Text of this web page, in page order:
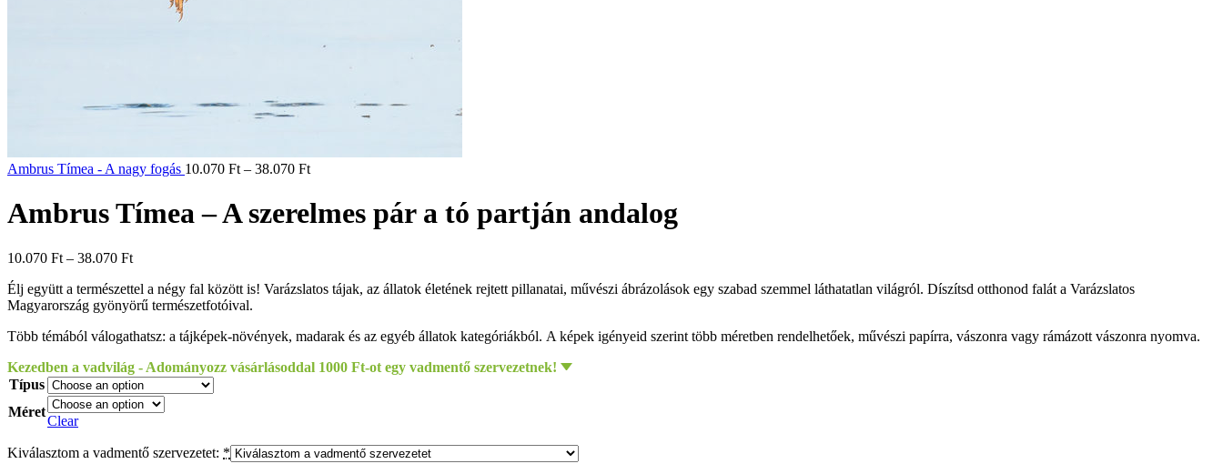
Ambrus Tímea - A nagy fogás 10.070 Ft – 38.070 Ft
Ambrus Tímea – A szerelmes pár a tó partján andalog
10.070 Ft – 38.070 Ft
Élj együtt a természettel a négy fal között is! Varázslatos tájak, az állatok életének rejtett pillanatai, művészi ábrázolások egy szabad szemmel láthatatlan világról. Díszítsd otthonod falát a Varázslatos
Magyarország gyönyörű természetfotóival.
Több témából válogathatsz: a tájképek-növények, madarak és az egyéb állatok kategóriákból. A képek igényeid szerint több méretben rendelhetőek, művészi papírra, vászonra vagy rámázott vászonra nyomva.
Kezedben a vadvilág - Adományozz vásárlásoddal 1000 Ft-ot egy vadmentő szervezetnek!
Típus
Méret
Clear
Kiválasztom a vadmentő szervezetet: *